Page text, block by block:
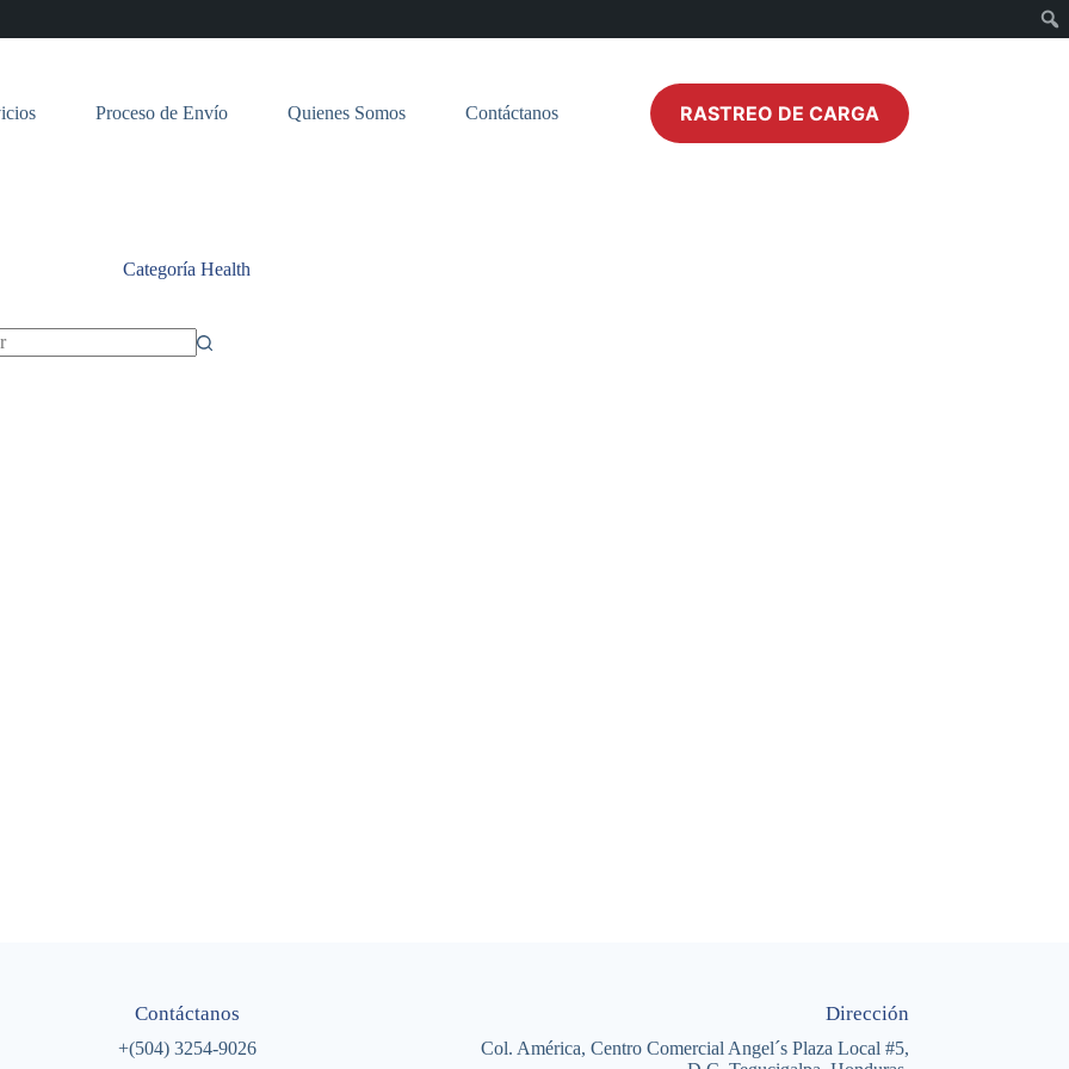
Proceso de Envío Quienes Somos Contáctanos RASTREO DE CARGA
Categoría Health
Contáctanos
+(504) 3254-9026
Dirección
Col. América, Centro Comercial Angel´s Plaza Local #5,